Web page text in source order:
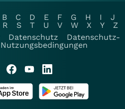
B C D E F G H I
J
R S T U V W X Y
Z
Datenschutz
Datenschutz-
Nutzungsbedingungen